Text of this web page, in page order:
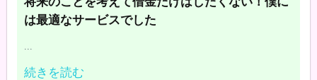
は最適なサービスでした
続きを読む